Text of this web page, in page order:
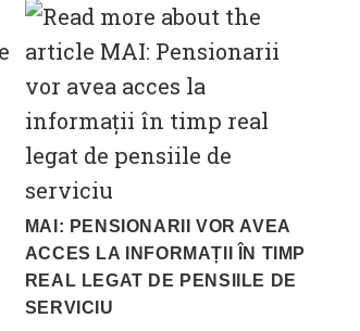
MAI: PENSIONARII VOR AVEA
ACCES LA INFORMAȚII ÎN TIMP
REAL LEGAT DE PENSIILE DE
SERVICIU